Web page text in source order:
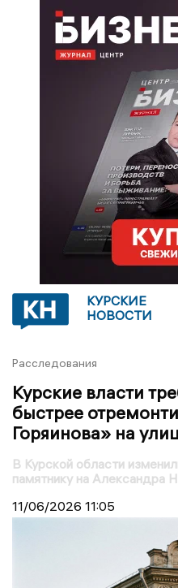
КУРСКИЕ
НОВОСТИ
Расследования
Курские власти
быстрее
Горяинова» на
В Курской области
памятнику на Александра
11/06/2026 11:05